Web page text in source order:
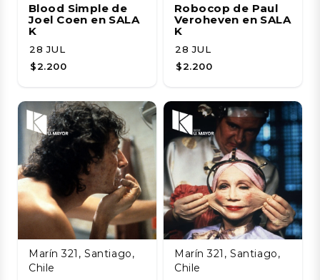
Blood Simple de
Joel Coen en SALA
K
28 JUL
$2.200
Robocop de Paul
Veroheven en SALA
K
28 JUL
$2.200
Marín 321, Santiago,
Chile
Marín 321, Santiago,
Chile